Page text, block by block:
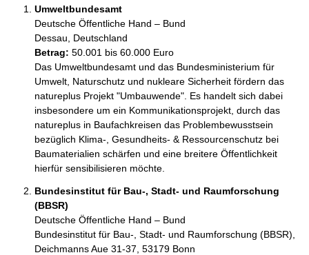
Umweltbundesamt
Deutsche Öffentliche Hand – Bund
Dessau, Deutschland
Betrag: 50.001 bis 60.000 Euro
Das Umweltbundesamt und das Bundesministerium für
Umwelt, Naturschutz und nukleare Sicherheit fördern das
natureplus Projekt "Umbauwende". Es handelt sich dabei
insbesondere um ein Kommunikationsprojekt, durch das
natureplus in Baufachkreisen das Problembewusstsein
bezüglich Klima-, Gesundheits- & Ressourcenschutz bei
Baumaterialien schärfen und eine breitere Öffentlichkeit
hierfür sensibilisieren möchte.
Bundesinstitut für Bau-, Stadt- und Raumforschung
(BBSR)
Deutsche Öffentliche Hand – Bund
Bundesinstitut für Bau-, Stadt- und Raumforschung (BBSR),
Deichmanns Aue 31-37, 53179 Bonn